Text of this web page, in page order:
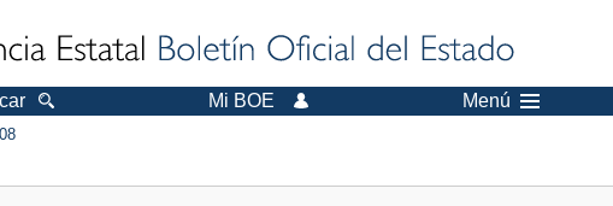
Mi BOE Menú